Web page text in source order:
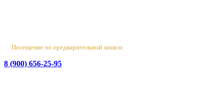
Посещение по предварительной записи
8 (900) 656-25-95